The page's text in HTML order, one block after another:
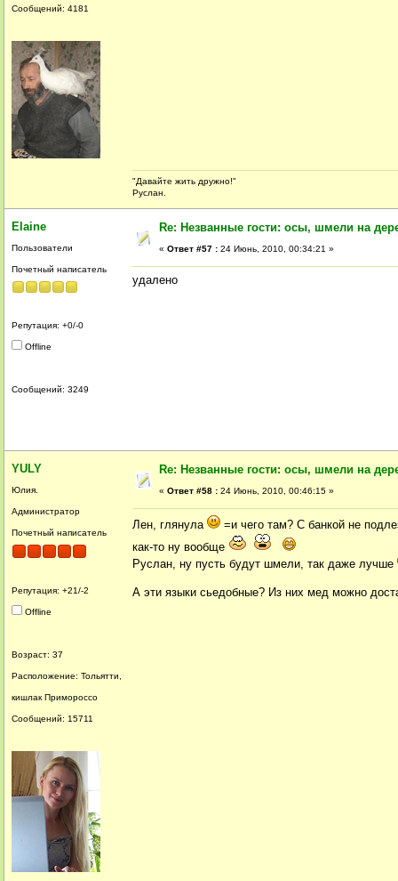
Сообщений: 4181
"Давайте жить дружно!"
Руслан.
Elaine
Пользователи
Почетный написатель
Репутация: +0/-0
Offline
Сообщений: 3249
Re: Незванные гости: осы, шмели на
« Ответ #57 : 24 Июнь, 2010, 00:34:21 »
удалено
YULY
Юлия.
Администратор
Почетный написатель
Репутация: +21/-2
Offline
Возраст: 37
Расположение: Тольятти,
кишлак Примороссо
Сообщений: 15711
Re: Незванные гости: осы, шмели на
« Ответ #58 : 24 Июнь, 2010, 00:46:15 »
Лен, глянула
=и чего там? С банкой не
как-то ну вообще
Руслан, ну пусть будут шмели, так даже лучше
А эти языки сьедобные? Из них мед можно